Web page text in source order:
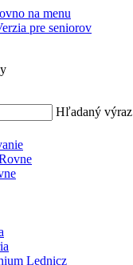
na menu
pre seniorov
Hľadaný výraz
Lednicz